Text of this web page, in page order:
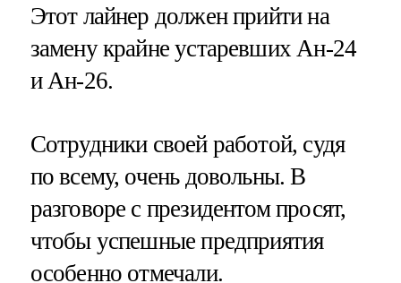
Этот лайнер должен прийти на
замену крайне устаревших Ан-24
и Ан-26.
Сотрудники своей работой, судя
по всему, очень довольны. В
разговоре с президентом просят,
чтобы успешные предприятия
особенно отмечали.